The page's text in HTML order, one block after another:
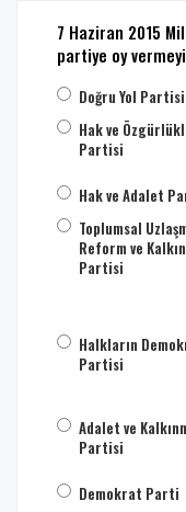
7 Haziran 2015
partiye oy
Doğru Yol Partisi
Hak ve
Partisi
Hak ve Adalet
Toplumsal
Reform ve
Partisi
Halkların
Partisi
Adalet ve
Partisi
Demokrat Parti